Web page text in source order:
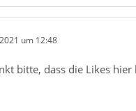
um 12:48
bitte, dass die Likes